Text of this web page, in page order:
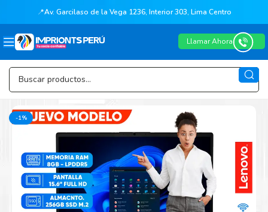
📍Av. Garcilaso de la Vega 1236, Interior 303, Lima Centro
Llamar Ahora
-1%